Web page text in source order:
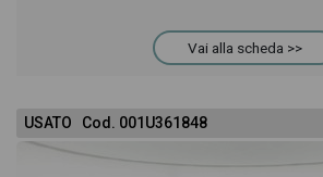
Vai alla scheda >>
USATO Cod. 001U361848